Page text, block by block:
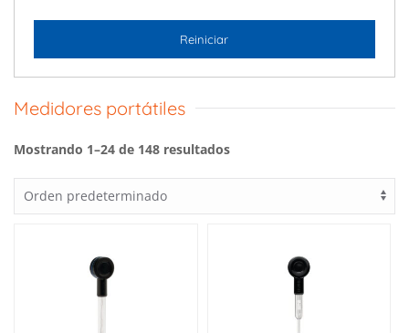
Reiniciar
Medidores portátiles
Mostrando 1–24 de 148 resultados